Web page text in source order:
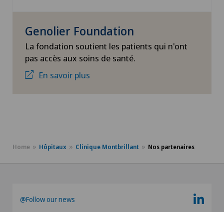
Genolier Foundation
La fondation soutient les patients qui n'ont
pas accès aux soins de santé.
En savoir plus
Home Hôpitaux Clinique Montbrillant Nos partenaires
@Follow our news